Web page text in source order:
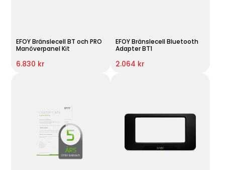
EFOY Bränslecell BT och PRO
Manöverpanel Kit
6.830 kr
EFOY Bränslecell Bluetooth
Adapter BT1
2.064 kr